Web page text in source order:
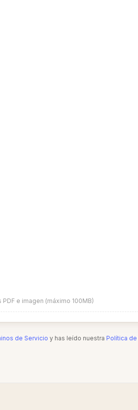
e imagen (máximo 100MB)
de Servicio y has leído nuestra Política